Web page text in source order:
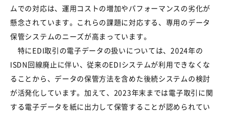
ムでの対応は、運用コストの増加やパフォーマンスの劣化が
懸念されています。これらの課題に対応する、専用のデータ
保管システムのニーズが高まっています。
特にEDI取引の電子データの扱いについては、2024年の
ISDN回線廃止に伴い、従来のEDIシステムが利用できなくな
ることから、データの保管方法を含めた後続システムの検討
が活発化しています。加えて、2023年末までは電子取引に関
する電子データを紙に出力して保管することが認められてい